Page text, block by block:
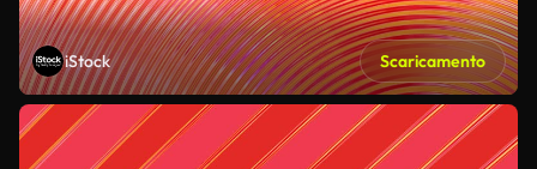
iStock Scaricamento